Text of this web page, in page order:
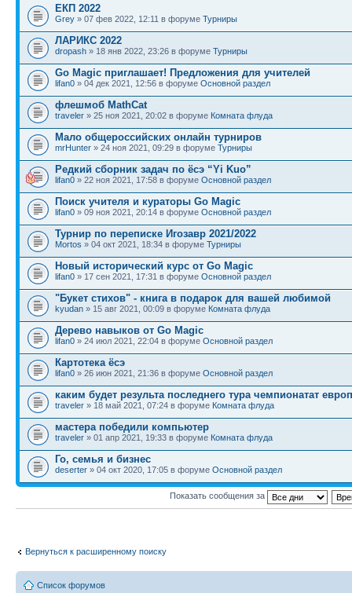
ЕКП 2022
Grey » 07 фев 2022, 12:11 в форуме Турниры
ЛАРИКС 2022
dropash » 18 янв 2022, 23:26 в форуме Турниры
Go Magic приглашает! Предложения для учителей
lifan0 » 04 дек 2021, 12:56 в форуме Основной раздел
флешмоб MathCat
traveler » 25 ноя 2021, 20:02 в форуме Комната флуда
Мало общероссийских онлайн турниров
mrHunter » 24 ноя 2021, 09:29 в форуме Турниры
Редкий сборник задач по ёсэ “Yi Kuo”
lifan0 » 22 ноя 2021, 17:58 в форуме Основной раздел
Поиск учителя и кураторы Go Magic
lifan0 » 09 ноя 2021, 20:14 в форуме Основной раздел
Турнир по переписке Игозавр 2021/2022
Mortos » 04 окт 2021, 18:34 в форуме Турниры
Новый исторический курс от Go Magic
lifan0 » 17 сен 2021, 17:31 в форуме Основной раздел
"Букет стихов" - книга в подарок для вашей любимой
kyudan » 15 авг 2021, 00:09 в форуме Комната флуда
Дерево навыков от Go Magic
lifan0 » 24 июл 2021, 22:04 в форуме Основной раздел
Картотека ёсэ
lifan0 » 26 июн 2021, 21:36 в форуме Основной раздел
каким будет результа последнего тура чемпионатат
traveler » 18 май 2021, 07:24 в форуме Комната флуда
мастера победили компьютер
traveler » 01 апр 2021, 19:33 в форуме Комната флуда
Го, семья и бизнес
deserter » 04 окт 2020, 17:05 в форуме Основной раздел
Показать сообщения за
Вернуться к расширенному поиску
Список форумов